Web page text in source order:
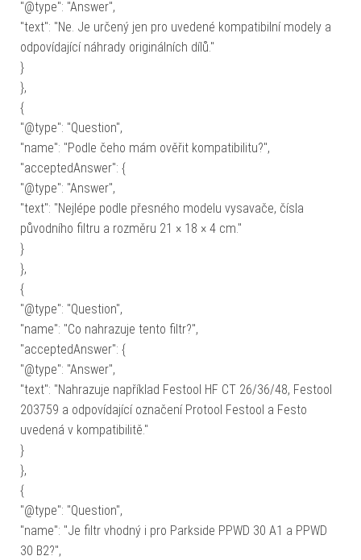
"@type": "Answer",
"text": "Ne. Je určený jen pro uvedené kompatibilní modely a
odpovídající náhrady originálních dílů."
}
},
{
"@type": "Question",
"name": "Podle čeho mám ověřit kompatibilitu?",
"acceptedAnswer": {
"@type": "Answer",
"text": "Nejlépe podle přesného modelu vysavače, čísla
původního filtru a rozměru 21 × 18 × 4 cm."
}
},
{
"@type": "Question",
"name": "Co nahrazuje tento filtr?",
"acceptedAnswer": {
"@type": "Answer",
"text": "Nahrazuje například Festool HF CT 26/36/48, Festool
203759 a odpovídající označení Protool Festool a Festo
uvedená v kompatibilitě."
}
},
{
"@type": "Question",
"name": "Je filtr vhodný i pro Parkside PPWD 30 A1 a PPWD
30 B2?",